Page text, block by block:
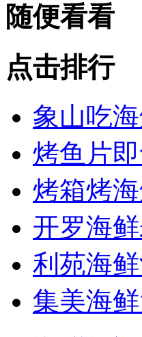
随便看看
点击排行
象山吃
烤鱼片
烤箱烤
开罗海
利苑海
集美海